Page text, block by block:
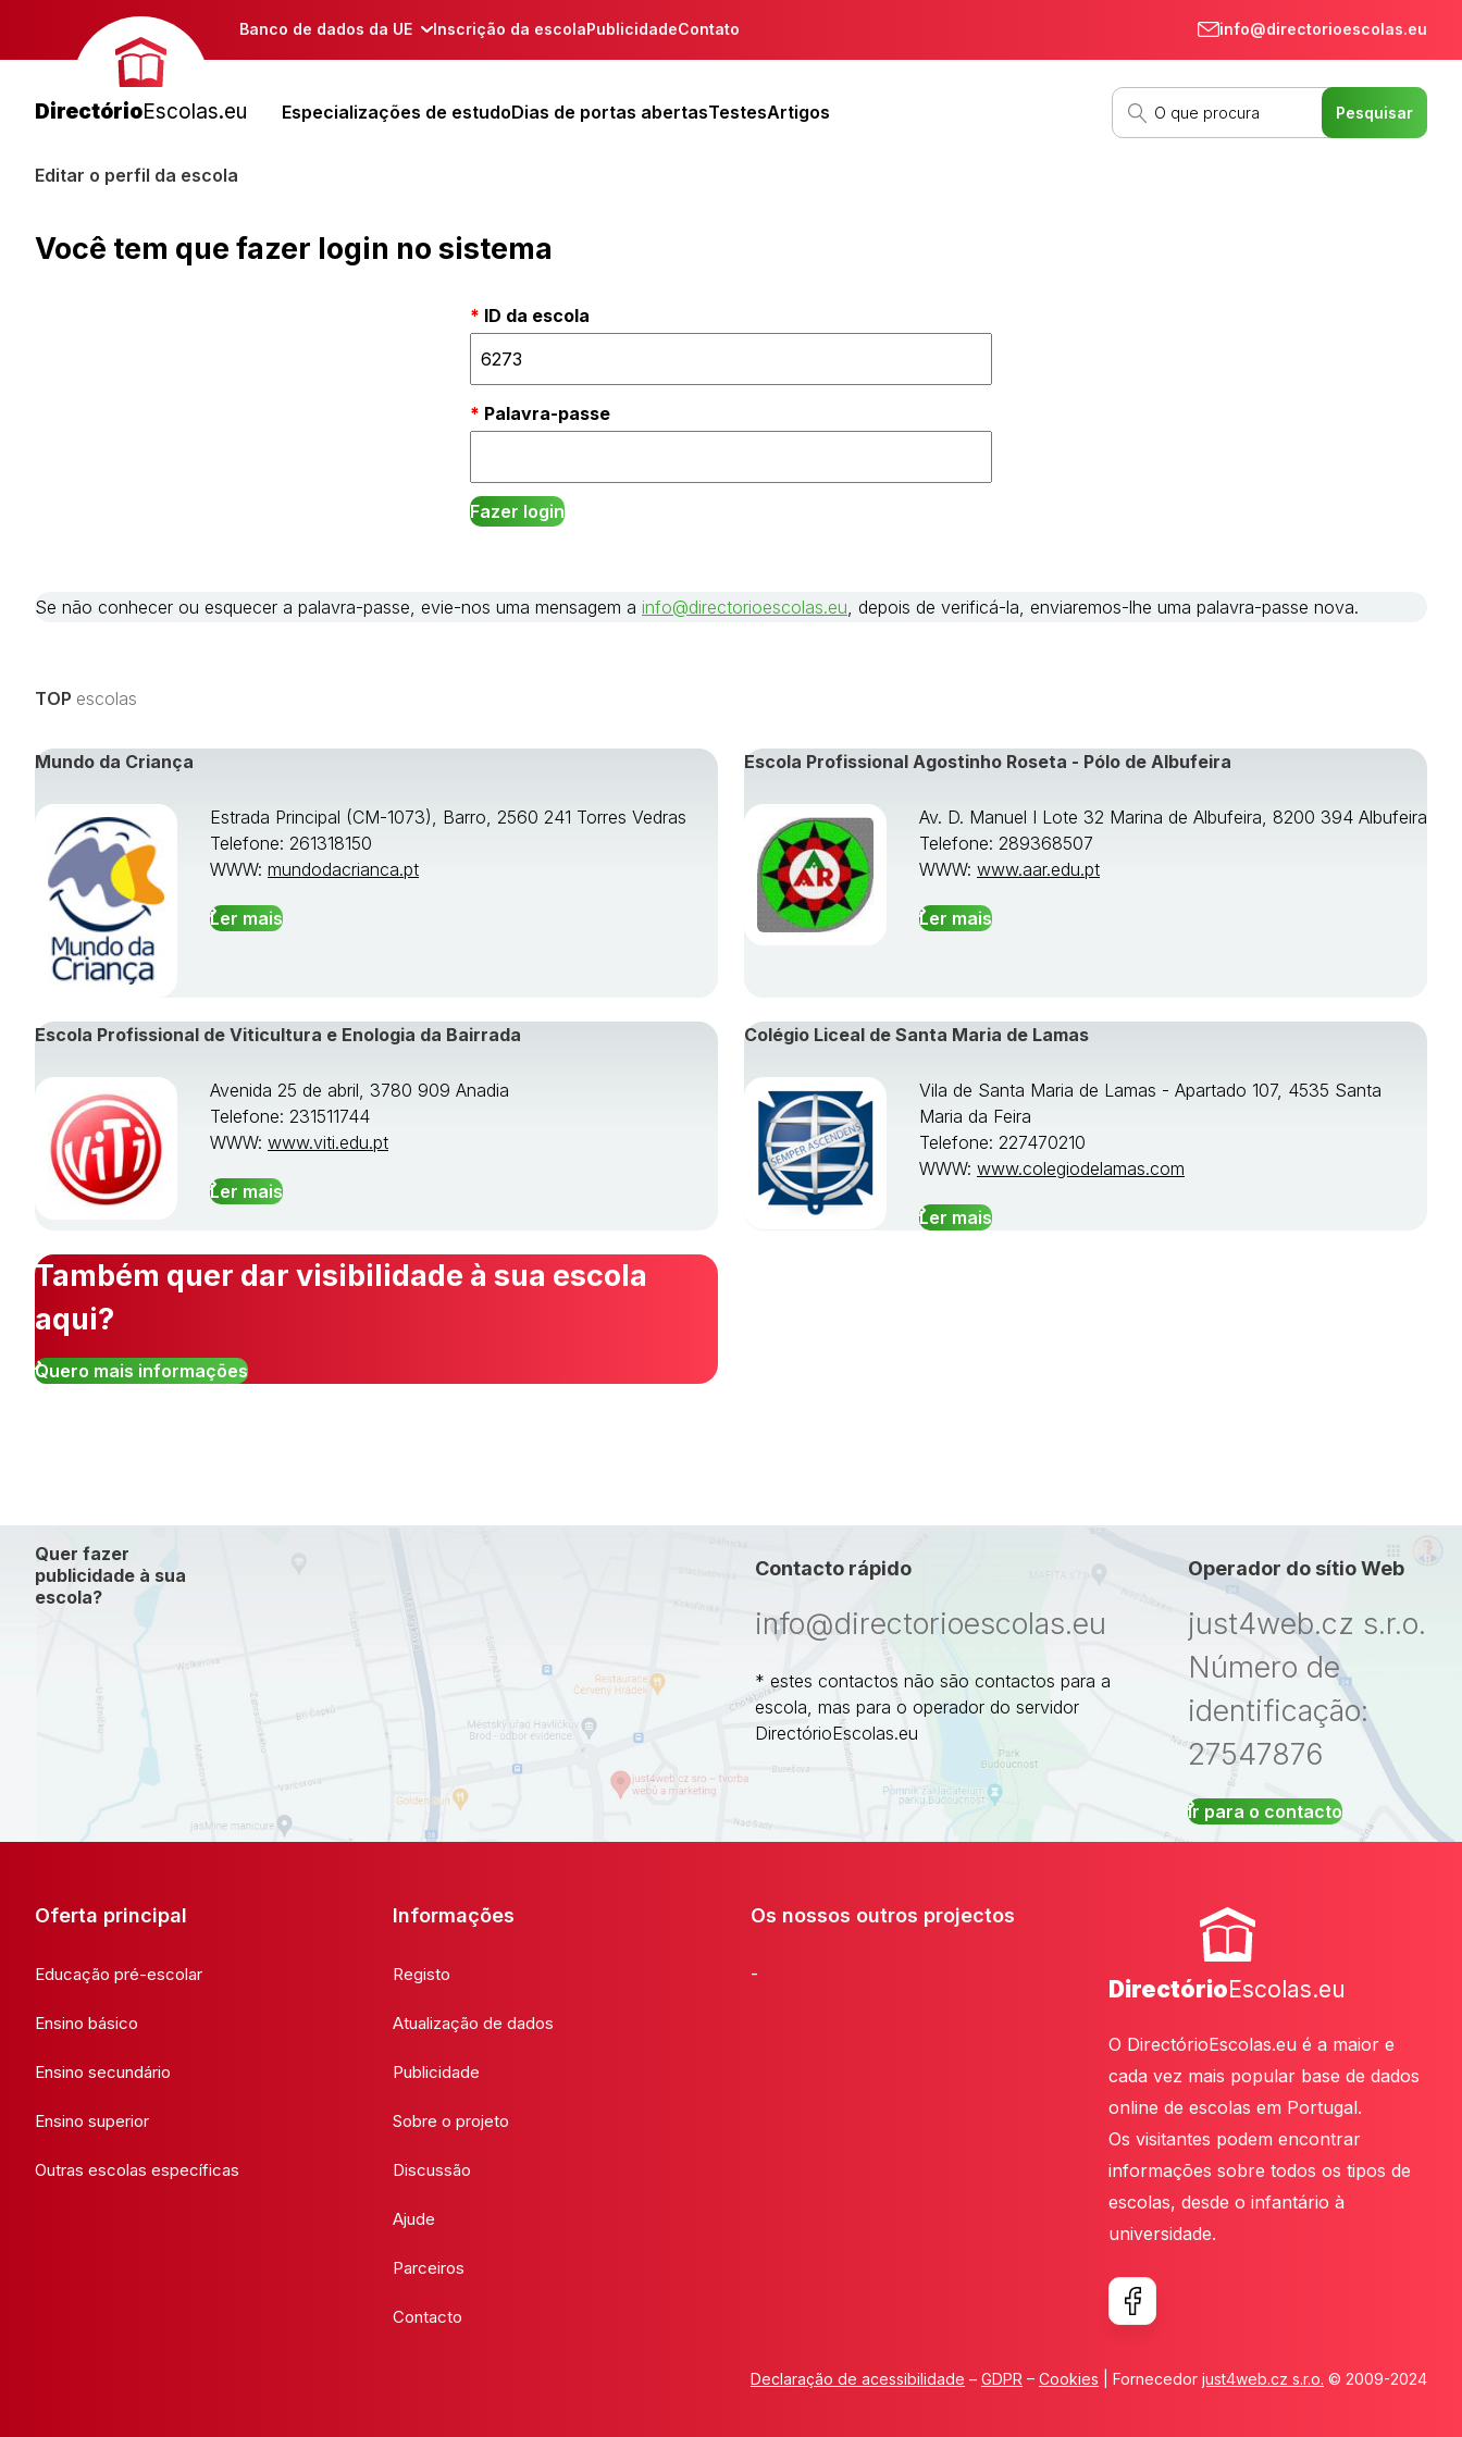
Banco de dados da UE Inscrição da escolaPublicidadeContato info@directorioescolas.eu
DirectórioEscolas.eu Especializações de estudoDias de portas abertasTestesArtigos
Editar o perfil da escola
Você tem que fazer login no sistema
ID da escola
Palavra-passe
Se não conhecer ou esquecer a palavra-passe, evie-nos uma mensagem a info@directorioescolas.eu , depois de verificá-la, enviaremos-lhe uma palavra-passe nova.
TOP escolas
Mundo da Criança
Estrada Principal (CM-1073), Barro, 2560 241 Torres Vedras
Telefone: 261318150
WWW: mundodacrianca.pt
Ler mais
Escola Profissional Agostinho Roseta - Pólo de Albufeira
Av. D. Manuel I Lote 32 Marina de Albufeira, 8200 394 Albufeira
Telefone: 289368507
WWW: www.aar.edu.pt
Ler mais
Escola Profissional de Viticultura e Enologia da Bairrada
Avenida 25 de abril, 3780 909 Anadia
Telefone: 231511744
WWW: www.viti.edu.pt
Ler mais
Colégio Liceal de Santa Maria de Lamas
Vila de Santa Maria de Lamas - Apartado 107, 4535 Santa
Maria da Feira
Telefone: 227470210
WWW: www.colegiodelamas.com
Ler mais
Também quer dar visibilidade à sua escola
aqui?
Quero mais informações
Quer fazer
publicidade à sua
escola?
Contacto rápido
info@directorioescolas.eu
* estes contactos não são contactos para a
escola, mas para o operador do servidor
DirectórioEscolas.eu
Operador do sítio Web
just4web.cz s.r.o.
Número de
identificação:
27547876
Ir para o contacto
Oferta principal
Educação pré-escolar
Ensino básico
Ensino secundário
Ensino superior
Outras escolas específicas
Informações
Registo
Atualização de dados
Publicidade
Sobre o projeto
Discussão
Ajude
Parceiros
Contacto
Os nossos outros projectos
-
DirectórioEscolas.eu
O DirectórioEscolas.eu é a maior e
cada vez mais popular base de dados
online de escolas em Portugal.
Os visitantes podem encontrar
informações sobre todos os tipos de
escolas, desde o infantário à
universidade.
Declaração de acessibilidade – GDPR – Cookies | Fornecedor just4web.cz s.r.o. © 2009-2024